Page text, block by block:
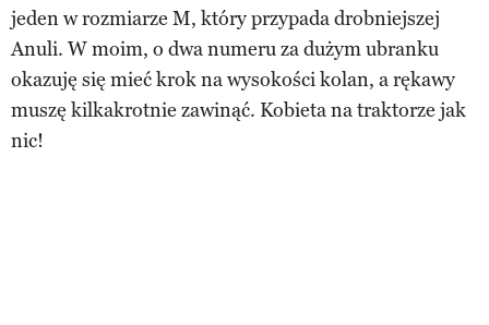
jeden w rozmiarze M, który przypada drobniejszej
Anuli. W moim, o dwa numeru za dużym ubranku
okazuję się mieć krok na wysokości kolan, a rękawy
muszę kilkakrotnie zawinąć. Kobieta na traktorze jak
nic!